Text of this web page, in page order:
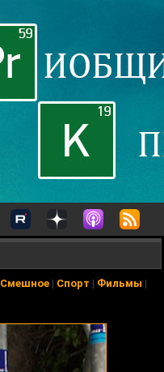
Смешное| Спорт | Фильмы |